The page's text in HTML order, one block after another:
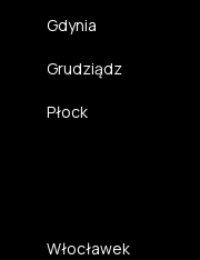
Gdynia
Grudziądz
Płock
Włocławek